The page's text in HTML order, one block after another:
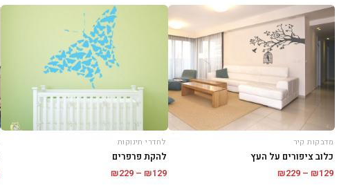
מדבקות קיר
כלוב ציפורים על העץ
₪129
–
₪229
לחדרי תינוקות
להקת פרפרים
₪129
–
₪229